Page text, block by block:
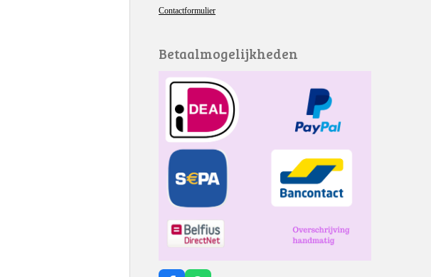
Contactformulier
Betaalmogelijkheden